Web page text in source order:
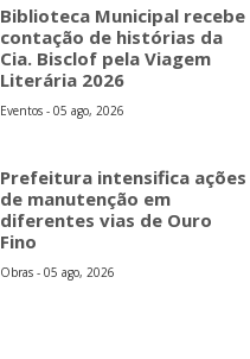
Biblioteca Municipal recebe
contação de histórias da
Cia. Bisclof pela Viagem
Literária 2026
Eventos - 05 ago, 2026
Prefeitura intensifica ações
de manutenção em
diferentes vias de Ouro
Fino
Obras - 05 ago, 2026